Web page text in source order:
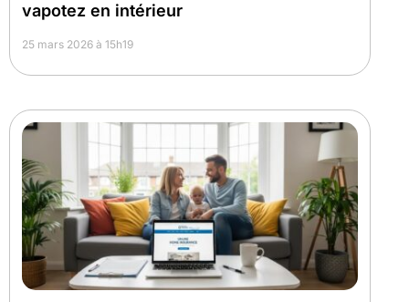
vapotez en intérieur
25 mars 2026 à 15h19